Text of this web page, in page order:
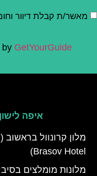
מאשר/ת קבלת דיוור
by GetYourGuide
איפה
Brasov Hotel)